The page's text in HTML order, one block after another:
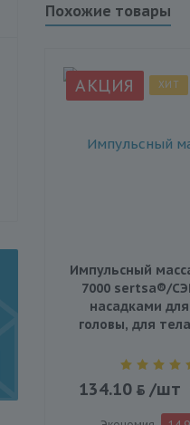
Похожие товары
АКЦИЯ ХИТ
Импульсный
7000 sertsa®/
насадками
головы, для
134.10 /шт